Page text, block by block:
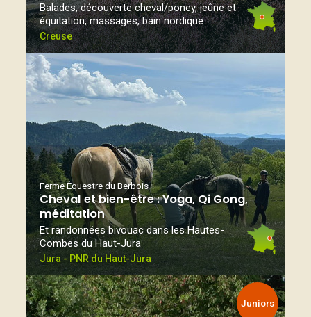
Balades, découverte cheval/poney, jeûne et
équitation, massages, bain nordique...
Creuse
Ferme Équestre du Berbois
Cheval et bien-être : Yoga, Qi Gong,
méditation
Et randonnées bivouac dans les Hautes-
Combes du Haut-Jura
Jura - PNR du Haut-Jura
Juniors